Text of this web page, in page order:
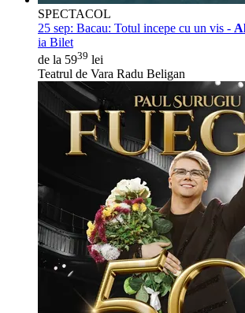
SPECTACOL
25 sep: Bacau: Totul incepe cu un vis -
ia Bilet
de la 5939 lei
Teatrul de Vara Radu Beligan